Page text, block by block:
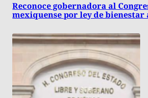
Reconoce gobernadora al
mexiquense por ley de